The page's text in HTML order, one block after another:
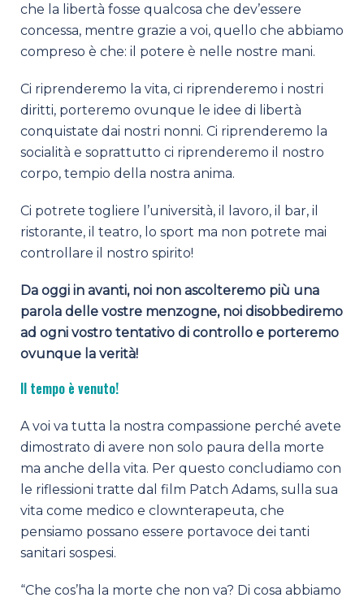
che la libertà fosse qualcosa che dev’essere
concessa, mentre grazie a voi, quello che abbiamo
compreso è che: il potere è nelle nostre mani.
Ci riprenderemo la vita, ci riprenderemo i nostri
diritti, porteremo ovunque le idee di libertà
conquistate dai nostri nonni. Ci riprenderemo la
socialità e soprattutto ci riprenderemo il nostro
corpo, tempio della nostra anima.
Ci potrete togliere l’università, il lavoro, il bar, il
ristorante, il teatro, lo sport ma non potrete mai
controllare il nostro spirito!
Da oggi in avanti, noi non ascolteremo più una
parola delle vostre menzogne, noi disobbediremo
ad ogni vostro tentativo di controllo e porteremo
ovunque la verità!
Il tempo è venuto!
A voi va tutta la nostra compassione perché avete
dimostrato di avere non solo paura della morte
ma anche della vita. Per questo concludiamo con
le riflessioni tratte dal film Patch Adams, sulla sua
vita come medico e clownterapeuta, che
pensiamo possano essere portavoce dei tanti
sanitari sospesi.
“Che cos’ha la morte che non va? Di cosa abbiamo